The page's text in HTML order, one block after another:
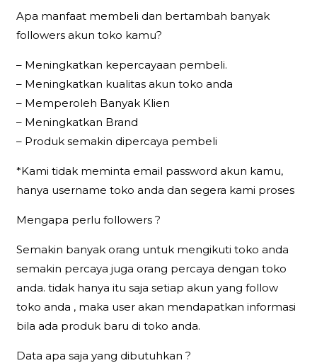
Apa manfaat membeli dan bertambah banyak
followers akun toko kamu?
– Meningkatkan kepercayaan pembeli.
– Meningkatkan kualitas akun toko anda
– Memperoleh Banyak Klien
– Meningkatkan Brand
– Produk semakin dipercaya pembeli
*Kami tidak meminta email password akun kamu,
hanya username toko anda dan segera kami proses
Mengapa perlu followers ?
Semakin banyak orang untuk mengikuti toko anda
semakin percaya juga orang percaya dengan toko
anda. tidak hanya itu saja setiap akun yang follow
toko anda , maka user akan mendapatkan informasi
bila ada produk baru di toko anda.
Data apa saja yang dibutuhkan ?